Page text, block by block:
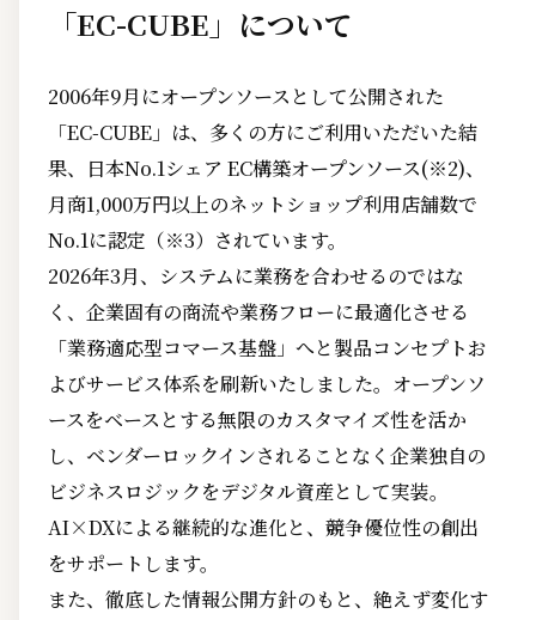
「EC-CUBE」について
2006年9月にオープンソースとして公開された
「EC-CUBE」は、多くの方にご利用いただいた結
果、日本No.1シェア EC構築オープンソース(※2)、
月商1,000万円以上のネットショップ利用店舗数で
No.1に認定（※3）されています。
2026年3月、システムに業務を合わせるのではな
く、企業固有の商流や業務フローに最適化させる
「業務適応型コマース基盤」へと製品コンセプトお
よびサービス体系を刷新いたしました。オープンソ
ースをベースとする無限のカスタマイズ性を活か
し、ベンダーロックインされることなく企業独自の
ビジネスロジックをデジタル資産として実装。
AI×DXによる継続的な進化と、競争優位性の創出
をサポートします。
また、徹底した情報公開方針のもと、絶えず変化す